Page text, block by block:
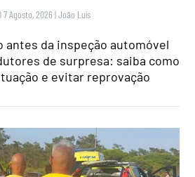
7 Agosto, 2026 |João Luís
antes da inspeção automóvel
de surpresa: saiba como
e evitar reprovação